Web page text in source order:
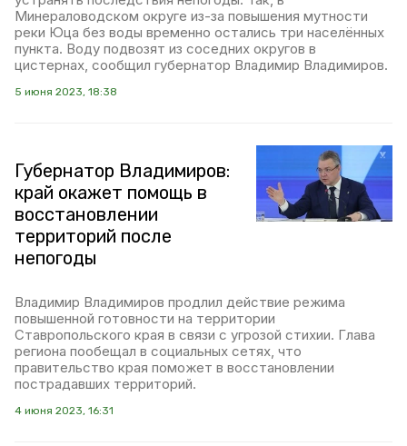
Минераловодском округе из-за повышения мутности
реки Юца без воды временно остались три населённых
пункта. Воду подвозят из соседних округов в
цистернах, сообщил губернатор Владимир Владимиров.
5 июня 2023, 18:38
Губернатор Владимиров:
край окажет помощь в
восстановлении
территорий после
непогоды
Владимир Владимиров продлил действие режима
повышенной готовности на территории
Ставропольского края в связи с угрозой стихии. Глава
региона пообещал в социальных сетях, что
правительство края поможет в восстановлении
пострадавших территорий.
4 июня 2023, 16:31